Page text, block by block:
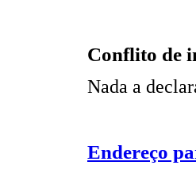
Conflito de
Nada a
Endereço